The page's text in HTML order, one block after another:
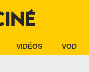
VIDÉOS VOD